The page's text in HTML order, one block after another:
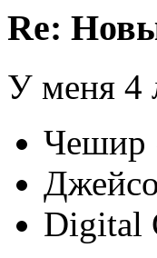
Re:
У меня 4
Чешир
Digital